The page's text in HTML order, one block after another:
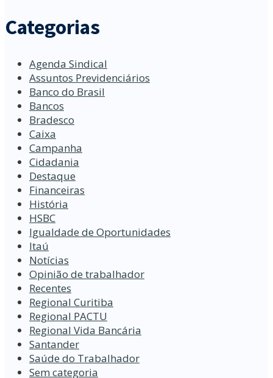
Categorias
Agenda Sindical
Assuntos Previdenciários
Banco do Brasil
Bancos
Bradesco
Caixa
Campanha
Cidadania
Destaque
Financeiras
História
HSBC
Igualdade de Oportunidades
Itaú
Notícias
Opinião de trabalhador
Recentes
Regional Curitiba
Regional PACTU
Regional Vida Bancária
Santander
Saúde do Trabalhador
Sem categoria